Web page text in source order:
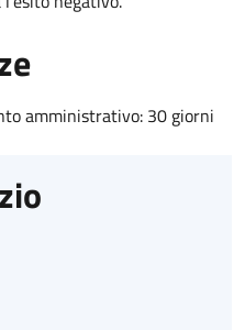
amministrativo: 30 giorni